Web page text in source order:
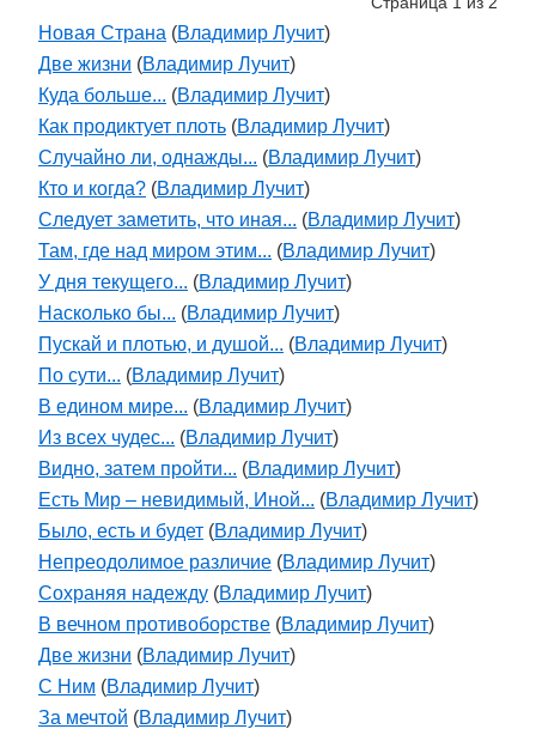
Новая Страна (Владимир Лучит)
Две жизни (Владимир Лучит)
Куда больше... (Владимир Лучит)
Как продиктует плоть (Владимир Лучит)
Случайно ли, однажды... (Владимир Лучит)
Кто и когда? (Владимир Лучит)
Следует заметить, что иная... (Владимир Лучит)
Там, где над миром этим... (Владимир Лучит)
У дня текущего... (Владимир Лучит)
Насколько бы... (Владимир Лучит)
Пускай и плотью, и душой... (Владимир Лучит)
По сути... (Владимир Лучит)
В едином мире... (Владимир Лучит)
Из всех чудес... (Владимир Лучит)
Видно, затем пройти... (Владимир Лучит)
Есть Мир – невидимый, Иной... (Владимир Лучит)
Было, есть и будет (Владимир Лучит)
Непреодолимое различие (Владимир Лучит)
Сохраняя надежду (Владимир Лучит)
В вечном противоборстве (Владимир Лучит)
Две жизни (Владимир Лучит)
С Ним (Владимир Лучит)
За мечтой (Владимир Лучит)